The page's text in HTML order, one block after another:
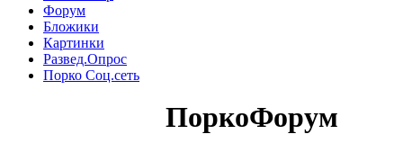
Форум
Бложики
Картинки
Развед.Опрос
Порко Соц.сеть
ПоркоФорум